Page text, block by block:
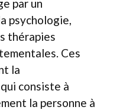
par un
psychologie,
thérapies
Ces
la
consiste à
la personne à